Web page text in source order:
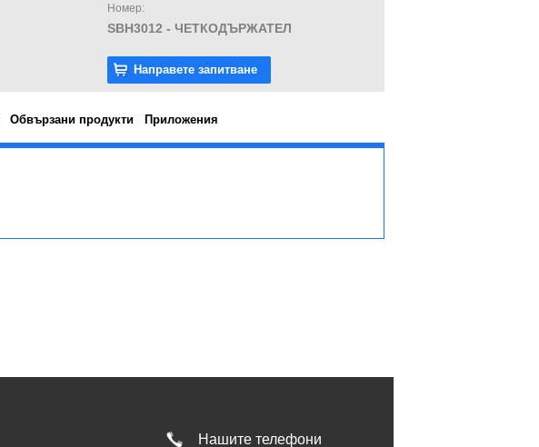
Номер:
SBH3012 - ЧЕТКОДЪРЖАТЕЛ
Направете запитване
Обвързани продукти Приложения
Нашите телефони